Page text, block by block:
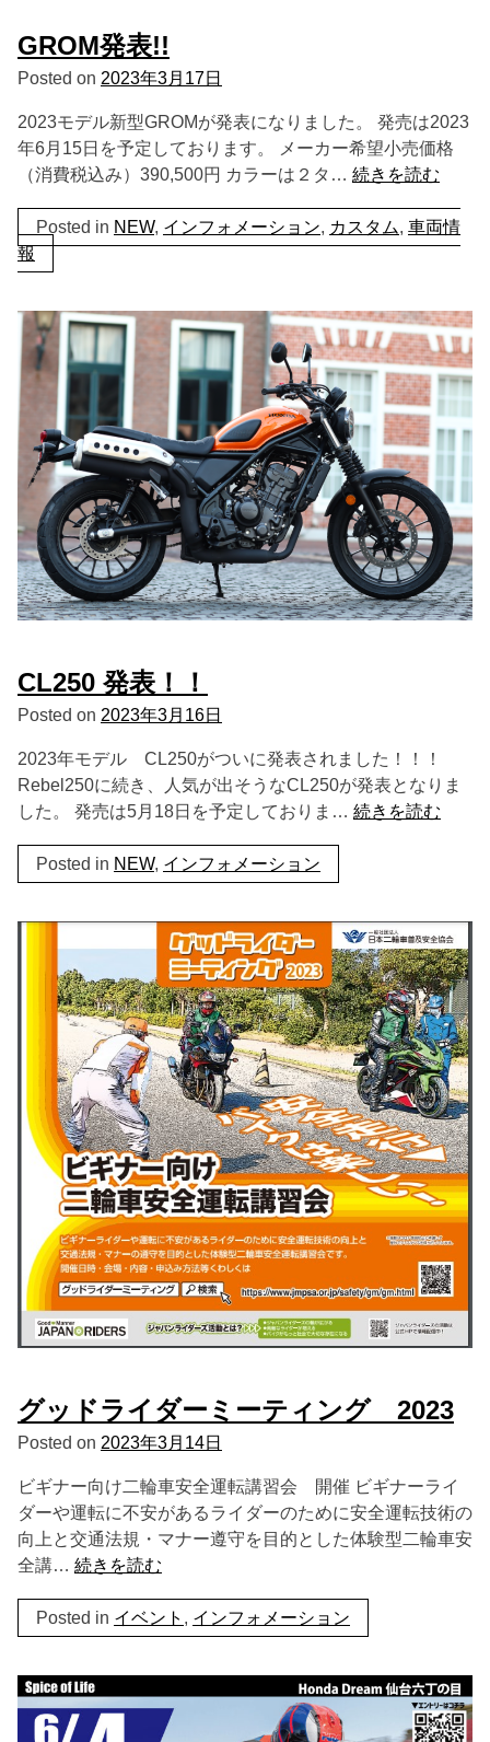
GROM発表!!
Posted on 2023年3月17日
2023モデル新型GROMが発表になりました。 発売は2023
年6月15日を予定しております。 メーカー希望小売価格
（消費税込み）390,500円 カラーは２タ… 続きを読む
Posted in NEW, インフォメーション, カスタム, 車両情
報
CL250 発表！！
Posted on 2023年3月16日
2023年モデル CL250がついに発表されました！！！
Rebel250に続き、人気が出そうなCL250が発表となりま
した。 発売は5月18日を予定しておりま… 続きを読む
Posted in NEW, インフォメーション
グッドライダーミーティング 2023
Posted on 2023年3月14日
ビギナー向け二輪車安全運転講習会 開催 ビギナーライ
ダーや運転に不安があるライダーのために安全運転技術の
向上と交通法規・マナー遵守を目的とした体験型二輪車安
全講… 続きを読む
Posted in イベント , インフォメーション